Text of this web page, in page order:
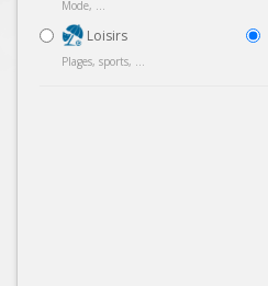
Mode, ...
Loisirs
Plages, sports, ...